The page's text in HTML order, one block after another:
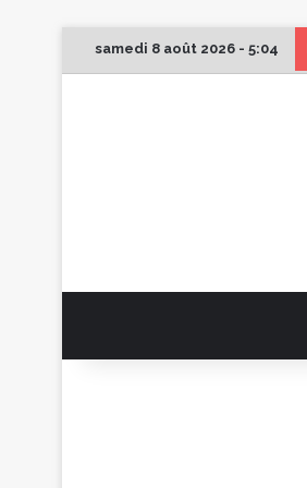
samedi 8 août 2026 - 5:04